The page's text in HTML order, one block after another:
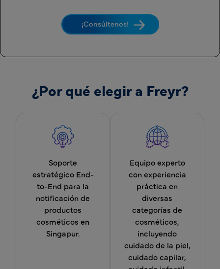
¡Consúltenos!
¿Por qué elegir a Freyr?
Soporte
estratégico End-
to-End para la
notificación de
productos
cosméticos en
Singapur.
Equipo experto
con experiencia
práctica en
diversas
categorías de
cosméticos,
incluyendo
cuidado de la piel,
cuidado capilar,